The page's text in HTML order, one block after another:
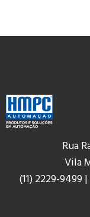
Rua
Vila
(11) 2229-9499|